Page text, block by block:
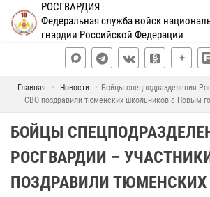
РОСГВАРДИЯ
Федеральная служба войск
гвардии Российской Федерации
Главная Новости
Бойцы спецподразделения
СВО поздравили тюменских школьников с Новым
БОЙЦЫ
РОСГВАРДИИ –
ПОЗДРАВИЛИ ТЮМЕНСКИХ